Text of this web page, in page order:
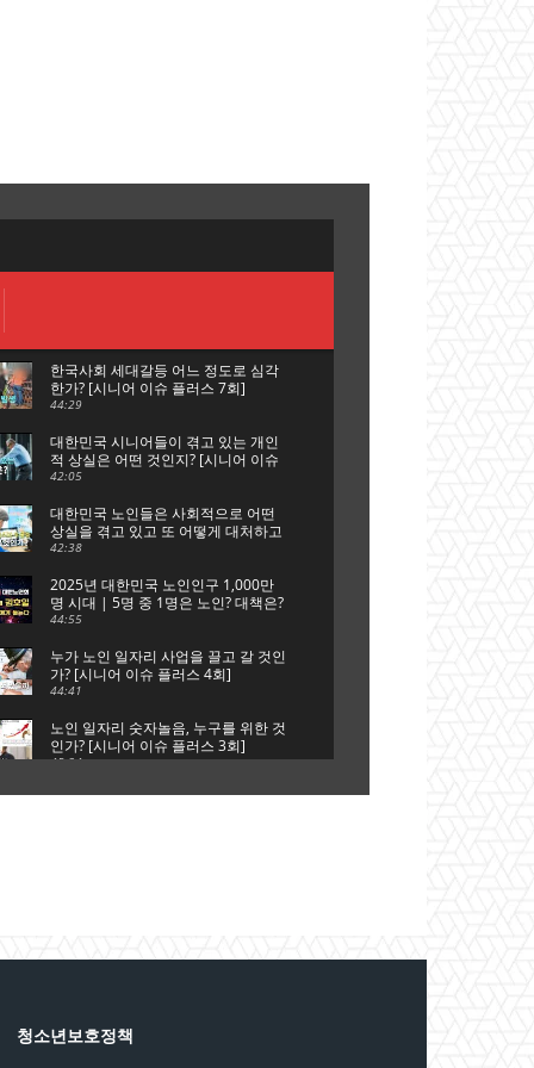
한국사회 세대갈등 어느 정도로 심각
한가? [시니어 이슈 플러스 7회]
44:29
대한민국 시니어들이 겪고 있는 개인
적 상실은 어떤 것인지? [시니어 이슈
플러스 6회]
42:05
대한민국 노인들은 사회적으로 어떤
상실을 겪고 있고 또 어떻게 대처하고
있는가? [시니어 이슈 플러스 5회]
42:38
2025년 대한민국 노인인구 1,000만
명 시대 | 5명 중 1명은 노인? 대책은?
[시니어 이슈 플러스 특집 대한노인
44:55
누가 노인 일자리 사업을 끌고 갈 것인
가? [시니어 이슈 플러스 4회]
44:41
노인 일자리 숫자놀음, 누구를 위한 것
인가? [시니어 이슈 플러스 3회]
45:34
은퇴는 새로운 시작, 새로운 출발이다
청소년보호정책